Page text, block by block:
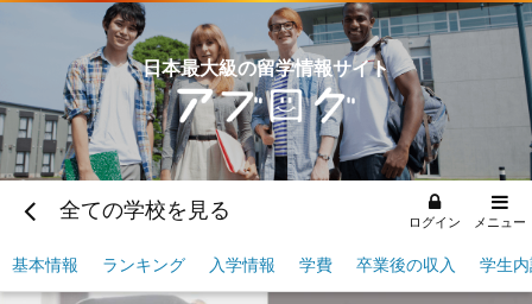
日本最大級の留学情報サイト
全ての学校を見る ログイン メニュー
基本情報 ランキング 入学情報 学費 卒業後の収入 学生